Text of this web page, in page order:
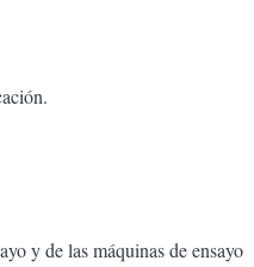
y de las máquinas de ensayo